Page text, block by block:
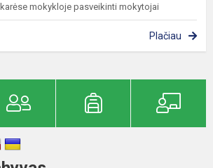
mokykloje pasveikinti mokytojai
Plačiau